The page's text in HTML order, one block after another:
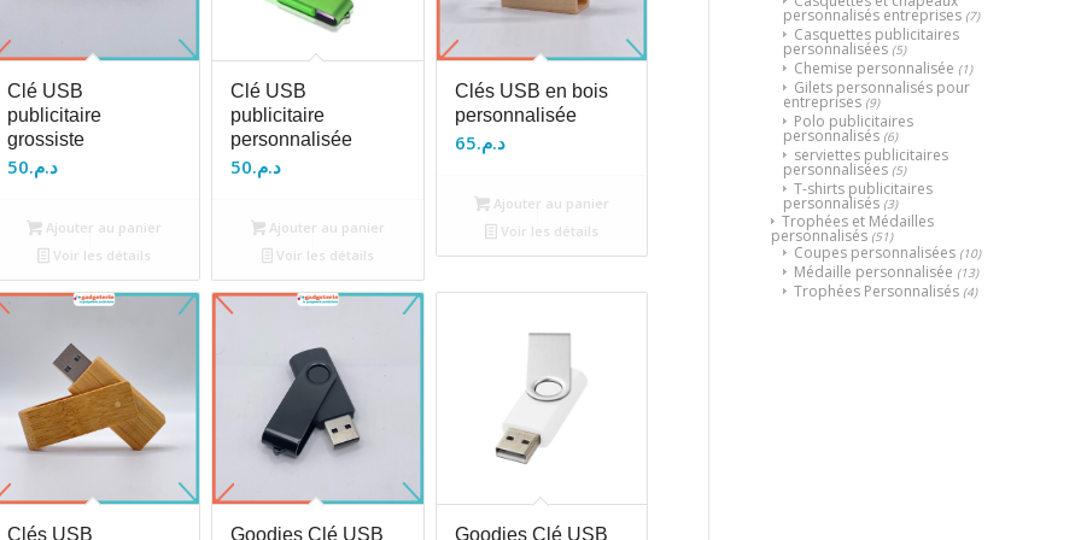
Clé USB
publicitaire
grossiste
د.م.50
Ajouter au panier
Voir les détails
Clé USB
publicitaire
personnalisée
د.م.50
Ajouter au panier
Voir les détails
Clés USB en bois
personnalisée
د.م.65
Ajouter au panier
Voir les détails
Clés USB
Goodies Clé USB
Goodies Clé USB
personnalisés entreprises (7)
Casquettes publicitaires
personnalisées (5)
Chemise personnalisée (1)
Gilets personnalisés pour
entreprises (9)
Polo publicitaires
personnalisés (6)
serviettes publicitaires
personnalisées (5)
T-shirts publicitaires
personnalisés (3)
Trophées et Médailles
personnalisés (51)
Coupes personnalisées (10)
Médaille personnalisée (13)
Trophées Personnalisés (4)